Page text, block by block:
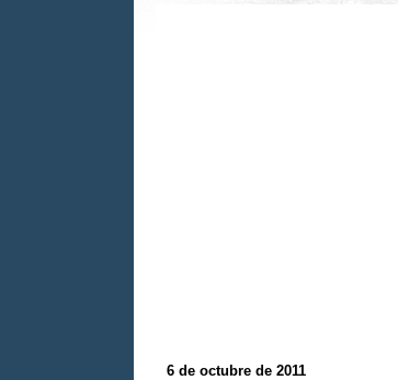
6 de octubre de 2011